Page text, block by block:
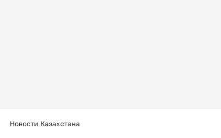
Новости Казахстана